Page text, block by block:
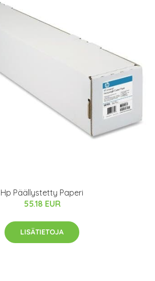
Hp Päällystetty Paperi
55.18 EUR
LISÄTIETOJA